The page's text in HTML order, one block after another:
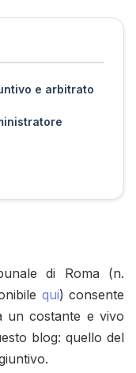
di Roma (n.
qui) consente
un costante e vivo
blog: quello del
e arbitrato